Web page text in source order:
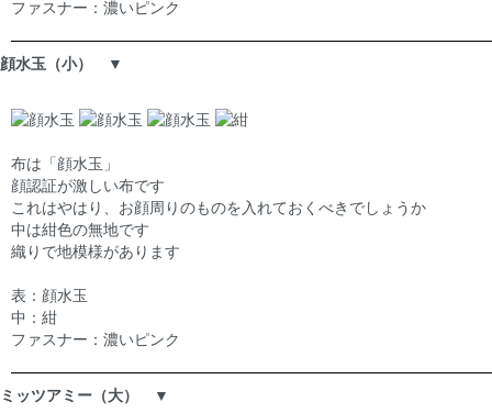
ファスナー：濃いピンク
顔水玉（小） ▼
布は「顔水玉」
顔認証が激しい布です
これはやはり、お顔周りのものを入れておくべきでしょうか
中は紺色の無地です
織りで地模様があります
表：顔水玉
中：紺
ファスナー：濃いピンク
ミッツアミー（大） ▼